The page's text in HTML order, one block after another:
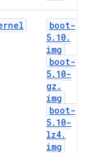
boot-
5. 10.
img
boot-
5. 10-
gz .
img
boot-
5. 10-
lz4.
img